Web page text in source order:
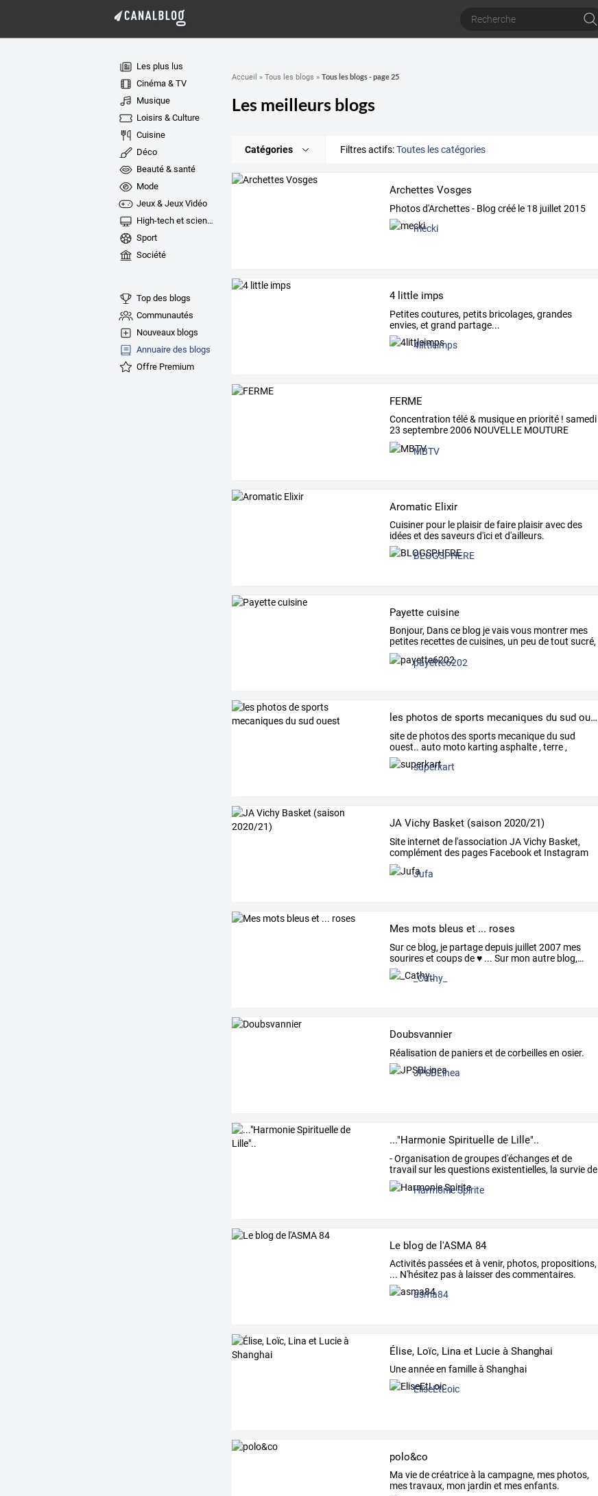
Les plus lus
Cinéma & TV
Musique
Loisirs & Culture
Cuisine
Déco
Beauté & santé
Mode
Jeux & Jeux Vidéo
High-tech et sciences
Sport
Société
Top des blogs
Communautés
Nouveaux blogs
Annuaire des blogs
Offre Premium
Accueil » Tous les blogs » Tous les blogs - page 25
Les meilleurs blogs
Catégories Filtres actifs:Toutes les catégories
Archettes Vosges
Photos d'Archettes - Blog créé le 18 juillet 2015
mecki
4 little imps
Petites coutures, petits bricolages, grandes
envies, et grand partage...
4littleimps
FERME
Concentration télé& musiqueen priorité ! samedi
23 septembre2006 NOUVELLE MOUTURE
POUR
MBTV
Aromatic Elixir
Cuisiner pour le plaisir de faire plaisir avec des
idées et des saveurs d'ici et d'ailleurs.
BLOGSPHERE
Payette cuisine
Bonjour, Dansce blog jevaisvous montrer mes
petites recettesdecuisines, un peu detout sucré,
…
payette6202
les photos de sports mecaniques du sud ouest
site de photos des sports mecanique du sud
ouest.. auto moto karting asphalte , terre ,
superkart
JA Vichy Basket (saison 2020/21)
Site internet de l'association JAVichy Basket,
complément des pages Facebooket Instagram
qui
Jufa
Mes mots bleus et ... roses
Surce blog, je partagedepuis juillet 2007 mes
sourireset coupsde♥ ... Sur mon autre blog,…
_Cathy_
Doubsvannier
Réalisation de paniers et de corbeilles en osier.
JPSBLinea
..."Harmonie Spirituelle de Lille"..
-Organisation degroupesd'échangeset de
travailsur lesquestionsexistentielles, la surviede
l'âme,
Harmonie Spirite
Le blog de l'ASMA 84
Activités passées et à venir, photos, propositions,
... N'hésitez pas à laisser des commentaires.
asma84
Élise, Loïc, Lina et Lucie à Shanghai
Une année en famille à Shanghai
EliseEtLoic
polo&co
Ma vie de créatrice à la campagne, mes photos,
mes travaux, mon jardin et mes enfants.